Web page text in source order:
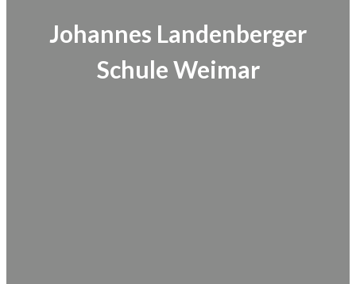
Johannes Landenberger
Schule Weimar